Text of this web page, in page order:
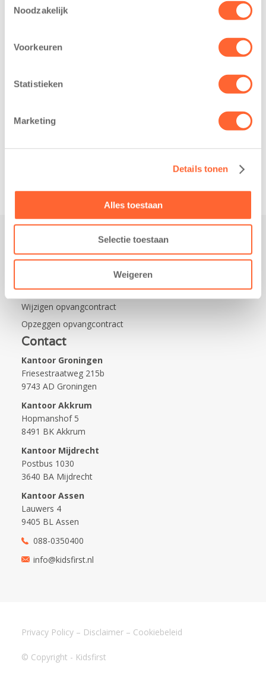
Noodzakelijk
Voorkeuren
Statistieken
Marketing
Details tonen
Alles toestaan
Selectie toestaan
Weigeren
van BSO De
donderdag alvast
Mini 4 Mijl. Zij
belangrijke stap
realisatie van een
de wijk Wiarda in
Praktisch
Nieuws over Kids First
Wijzigen opvangcontract
Opzeggen opvangcontract
Contact
Kantoor Groningen
Friesestraatweg 215b
9743 AD Groningen
Kantoor Akkrum
Hopmanshof 5
8491 BK Akkrum
Kantoor Mijdrecht
Postbus 1030
3640 BA Mijdrecht
Kantoor Assen
Lauwers 4
9405 BL Assen
088-0350400
info@kidsfirst.nl
© Copyright - Kidsfirst
Privacy Policy – Disclaimer – Cookiebeleid